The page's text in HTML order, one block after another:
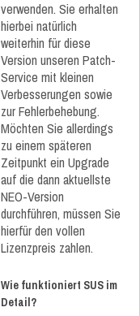
verwenden. Sie erhalten
hierbei natürlich
weiterhin für diese
Version unseren Patch-
Service mit kleinen
Verbesserungen sowie
zur Fehlerbehebung.
Möchten Sie allerdings
zu einem späteren
Zeitpunkt ein Upgrade
auf die dann aktuellste
NEO-Version
durchführen, müssen Sie
hierfür den vollen
Lizenzpreis zahlen.
Wie funktioniert SUS im
Detail?